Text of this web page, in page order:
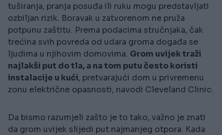
tuširanja, pranja posuđa ili ruku mogu predstavljati
ozbiljan rizik. Boravak u zatvorenom ne pruža
potpunu zaštitu. Prema podacima stručnjaka, čak
trećina svih povreda od udara groma događa se
ljudima u njihovim domovima. Grom uvijek traži
najlakši put do tla, a na tom putu često koristi
instalacije u kući, pretvarajući dom u privremenu
zonu električne opasnosti, navodi Cleveland Clinic.
Da bismo razumjeli zašto je to tako, važno je znati
da grom uvijek slijedi put najmanjeg otpora. Kada